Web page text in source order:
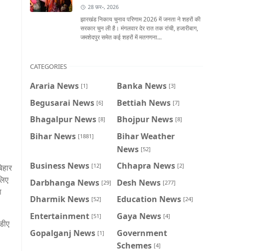
28 फ़र॰, 2026
झारखंड निकाय चुनाव परिणाम 2026 में जनता ने शहरों की
सरकार चुन ली है। मंगलवार देर रात तक रांची, हजारीबाग,
जमशेदपुर समेत कई शहरों में मतगणना...
CATEGORIES
Araria News [1] Banka News [3]
Begusarai News [6] Bettiah News [7]
Bhagalpur News [8] Bhojpur News [8]
Bihar News [1881]
Bihar Weather
News [52]
Business News [12] Chhapra News [2]
Darbhanga News [29] Desh News [277]
Dharmik News [52] Education News [24]
Entertainment [51] Gaya News [4]
Gopalganj News [1]
Government
Schemes [4]